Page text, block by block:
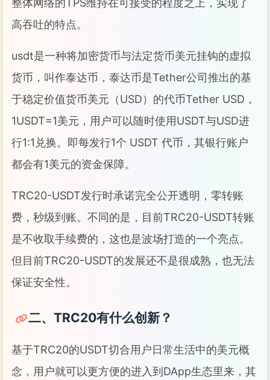
整体网络的TPS维持在可接受的程度之上，实现了
高吞吐的特点。
usdt是一种将加密货币与法定货币美元挂钩的虚拟
货币，叫作泰达币，泰达币是Tether公司推出的基
于稳定价值货币美元（USD）的代币Tether USD，
1USDT=1美元，用户可以随时使用USDT与USD进
行1:1兑换。即每发行1个 USDT 代币，其银行账户
都会有1美元的资金保障。
TRC20-USDT发行时承诺完全公开透明，零转账
费，秒级到账。不同的是，目前TRC20-USDT转账
是不收取手续费的，这也是波场打造的一个亮点。
但目前TRC20-USDT的发展还不是很成熟，也无法
保证安全性。
二、TRC20有什么创新？
基于TRC20的USDT切合用户日常生活中的美元概
念，用户就可以更方便的进入到DApp生态里来，其